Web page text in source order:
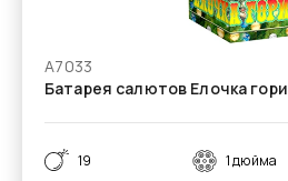
А7033
Батарея салютов Елочка гори
19 1 дюйма